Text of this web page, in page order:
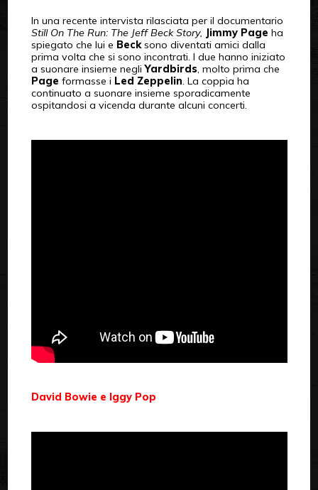
In una recente intervista rilasciata per il documentario
Still On The Run: The Jeff Beck Story, Jimmy Page ha
spiegato che lui e Becksono diventati amici dalla
prima volta che si sono incontrati. I due hanno iniziato
a suonare insieme negliYardbirds, molto prima che
Page formasse i Led Zeppelin. La coppia ha
continuato a suonare insieme sporadicamente
ospitandosi a vicenda durante alcuni concerti.
David Bowie e Iggy Pop